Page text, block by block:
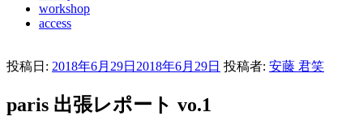
workshop
access
投稿日: 2018年6月29日 2018年6月29日 投稿者: 安藤 君笑
paris 出張レポート vo.1